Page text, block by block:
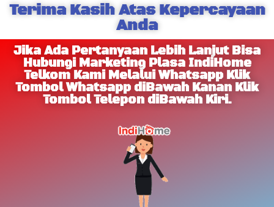
Terima Kasih Atas Kepercayaan
Anda
Jika Ada Pertanyaan Lebih Lanjut Bisa
Hubungi Marketing Plasa IndiHome
Telkom Kami Melalui Whatsapp Klik
Tombol Whatsapp diBawah Kanan Klik
Tombol Telepon diBawah Kiri.